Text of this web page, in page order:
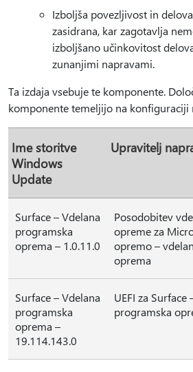
Izboljša povezljivost in
zasidrana, kar zagotavlja
izboljšano učinkovitost
zunanjimi napravami.
Ta izdaja vsebuje te komponente.
komponente temeljijo na konfiguraciji
Ime storitve
Windows
Update
Upravitelj
Surface – Vdelana
programska
oprema – 1.0.11.0
Posodobitev
opreme za
opremo –
oprema
Surface – Vdelana
programska
oprema –
19.114.143.0
UEFI za Surface
programska